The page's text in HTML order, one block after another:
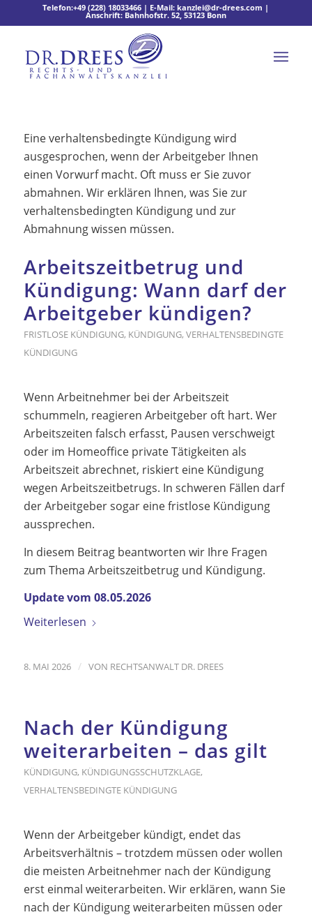
Telefon:+49 (228) 18033466 | E-Mail:kanzlei@dr-drees.com |
Anschrift: Bahnhofstr. 52, 53123 Bonn
Eine verhaltensbedingte Kündigung wird
ausgesprochen, wenn der Arbeitgeber Ihnen
einen Vorwurf macht. Oft muss er Sie zuvor
abmahnen. Wir erklären Ihnen, was Sie zur
verhaltensbedingten Kündigung und zur
Abmahnung wissen müssen.
Arbeitszeitbetrug und
Kündigung: Wann darf der
Arbeitgeber kündigen?
FRISTLOSE KÜNDIGUNG, KÜNDIGUNG, VERHALTENSBEDINGTE
KÜNDIGUNG
Wenn Arbeitnehmer bei der Arbeitszeit
schummeln, reagieren Arbeitgeber oft hart. Wer
Arbeitszeiten falsch erfasst, Pausen verschweigt
oder im Homeoffice private Tätigkeiten als
Arbeitszeit abrechnet, riskiert eine Kündigung
wegen Arbeitszeitbetrugs. In schweren Fällen darf
der Arbeitgeber sogar eine fristlose Kündigung
aussprechen.
In diesem Beitrag beantworten wir Ihre Fragen
zum Thema Arbeitszeitbetrug und Kündigung.
Update vom 08.05.2026
Weiterlesen
8. MAI 2026 / VON RECHTSANWALT DR. DREES
Nach der Kündigung
weiterarbeiten – das gilt
KÜNDIGUNG, KÜNDIGUNGSSCHUTZKLAGE,
VERHALTENSBEDINGTE KÜNDIGUNG
Wenn der Arbeitgeber kündigt, endet das
Arbeitsverhältnis – trotzdem müssen oder wollen
die meisten Arbeitnehmer nach der Kündigung
erst einmal weiterarbeiten. Wir erklären, wann Sie
nach der Kündigung weiterarbeiten müssen oder